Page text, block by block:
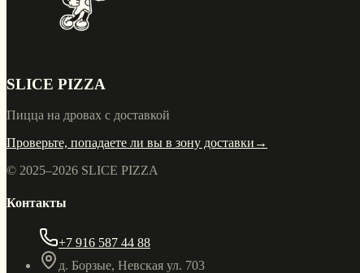
SLICE PIZZA
Пицца на дровах с доставкой
Проверьте, попадаете ли вы в зону доставки →
© 2025–2026 SLICE PIZZA
Контакты
+7 916 587 44 88
д. Борзые, Невская ул. 703